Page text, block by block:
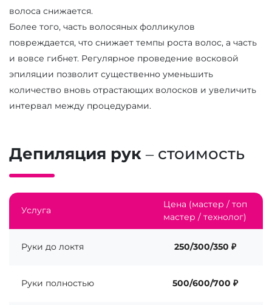
волоса снижается.
Более того, часть волосяных фолликулов
повреждается, что снижает темпы роста волос, а часть
и вовсе гибнет. Регулярное проведение восковой
эпиляции позволит существенно уменьшить
количество вновь отрастающих волосков и увеличить
интервал между процедурами.
Депиляция рук– стоимость
Услуга
Цена (мастер / топ
мастер / технолог)
Руки до локтя 250/300/350 ₽
Руки полностью 500/600/700 ₽